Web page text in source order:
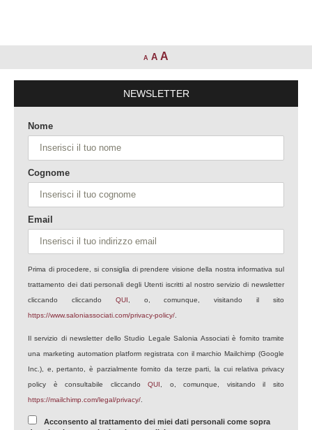
A A A
NEWSLETTER
Nome
Cognome
Email
Prima di procedere, si consiglia di prendere visione della nostra informativa sul
trattamento dei dati personali degli Utenti iscritti al nostro servizio di newsletter
cliccando cliccando QUI , o, comunque, visitando il sito
https://www.saloniassociati.com/privacy-policy/
Il servizio di newsletter dello Studio Legale Salonia Associati è fornito tramite
una marketing automation platform registrata con il marchio Mailchimp (Google
Inc.), e, pertanto, è parzialmente fornito da terze parti, la cui relativa privacy
policy è consultabile cliccandoQUI
, o, comunque, visitando il sito
https://mailchimp.com/legal/privacy/
Acconsento al trattamento dei miei dati personali come sopra